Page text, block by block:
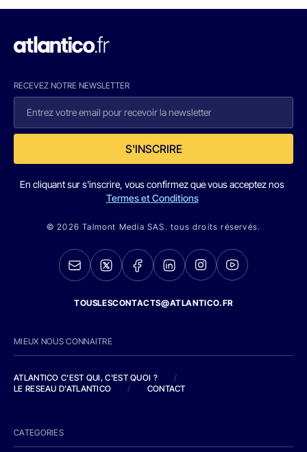
RECEVEZ NOTRE NEWSLETTER
S'INSCRIRE
En cliquant sur s'inscrire, vous confirmez que vous acceptez nos
Termes et Conditions
© 2026 Talmont Media SAS. tous droits réservés.
TOUSLESCONTACTS@ATLANTICO.FR
MIEUX NOUS CONNAITRE
ATLANTICO C'EST QUI, C'EST QUOI ?
/
LE RESEAU D'ATLANTICO
/ CONTACT
CATEGORIES